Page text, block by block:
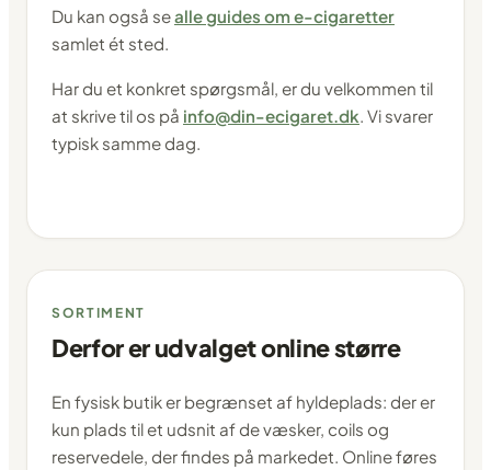
Du kan også sealle guides om e-cigaretter
samlet ét sted.
Har du et konkret spørgsmål, er du velkommen til
at skrive til os på info@din-ecigaret.dk. Vi svarer
typisk samme dag.
SORTIMENT
Derfor er udvalget online større
En fysisk butik er begrænset af hyldeplads: der er
kun plads til et udsnit af de væsker, coils og
reservedele, der findes på markedet. Online føres